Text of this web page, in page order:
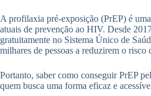
A profilaxia pré-exposição (PrEP) é
atuais de prevenção ao HIV. Desde
gratuitamente no Sistema Único de
milhares de pessoas a reduzirem o risco
Portanto, saber como conseguir PrEP
quem busca uma forma eficaz e